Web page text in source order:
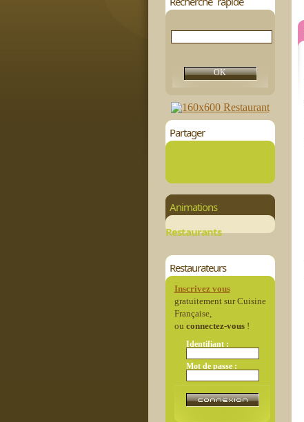
Partager
Animations
Restaurants
Restaurateurs
Inscrivez vous
gratuitement sur Cuisine
Française,
ou connectez-vous!
Identifiant :
Mot de passe :